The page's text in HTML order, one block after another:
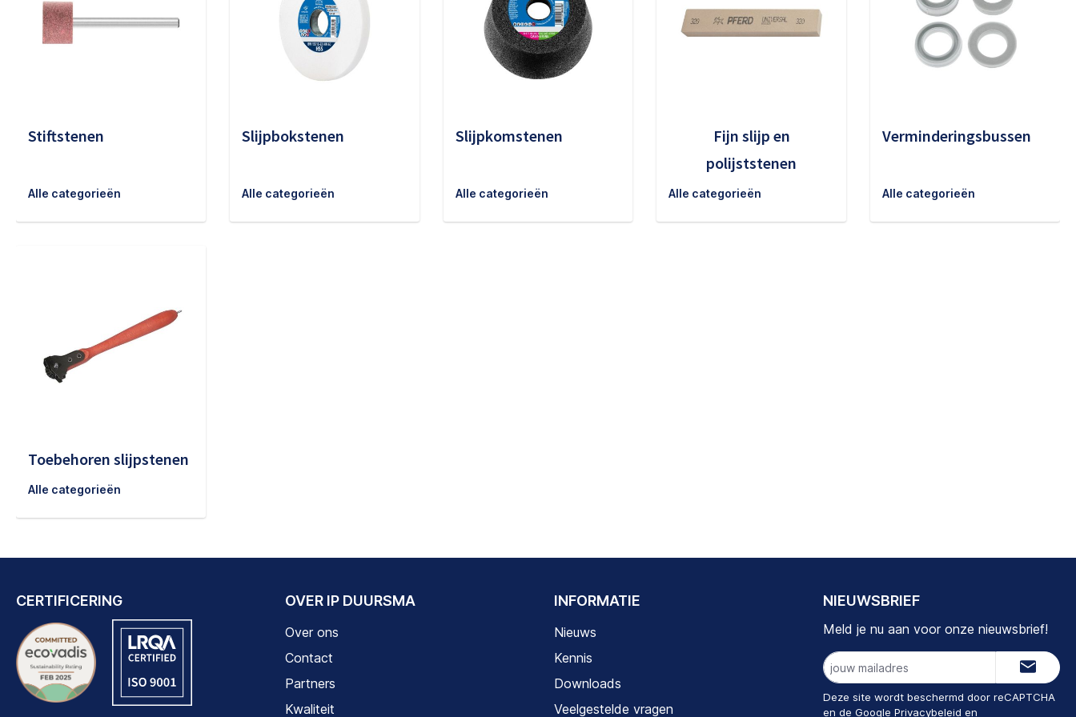
Stiftstenen
Alle categorieën
Slijpbokstenen
Alle categorieën
Slijpkomstenen
Alle categorieën
Fijn slijp en
polijststenen
Alle categorieën
Verminderingsbussen
Alle categorieën
Toebehoren slijpstenen
Alle categorieën
OVER IP DUURSMA
Over ons
Contact
Partners
Kwaliteit
INFORMATIE
Nieuws
Kennis
Downloads
Veelgestelde vragen
CERTIFICERING NIEUWSBRIEF
Meld je nu aan voor onze nieuwsbrief!
E-
mailadres
Deze site wordt beschermd door reCAPTCHA
en de Google Privacybeleid en